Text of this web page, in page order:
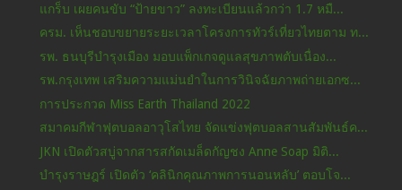
แกร็บ เผยคนขับ “ป้ายขาว” ลงทะเบียนแล้วกว่า 1.7 หมื...
ครม. เห็นชอบขยายระยะเวลาโครงการทัวร์เที่ยวไทยตาม ท...
รพ. ธนบุรีบำรุงเมือง มอบแพ็กเกจดูแลสุขภาพตับเนื่อง...
รพ.กรุงเทพ เสริมความแม่นยำในการวินิจฉัยภาพถ่ายเอกซ...
การประกวด Miss Earth Thailand 2022
สมาคมกีฬาฟุตบอลอาวุโสไทย จัดแข่งฟุตบอลสานสัมพันธ์ค...
JKN เปิดตัวสบู่จากสารสกัดเมล็ดกัญชง Anne Soap มิติ...
บำรุงราษฎร์ เปิดตัว ‘คลินิกคุณภาพการนอนหลับ’ ตอบโจ...